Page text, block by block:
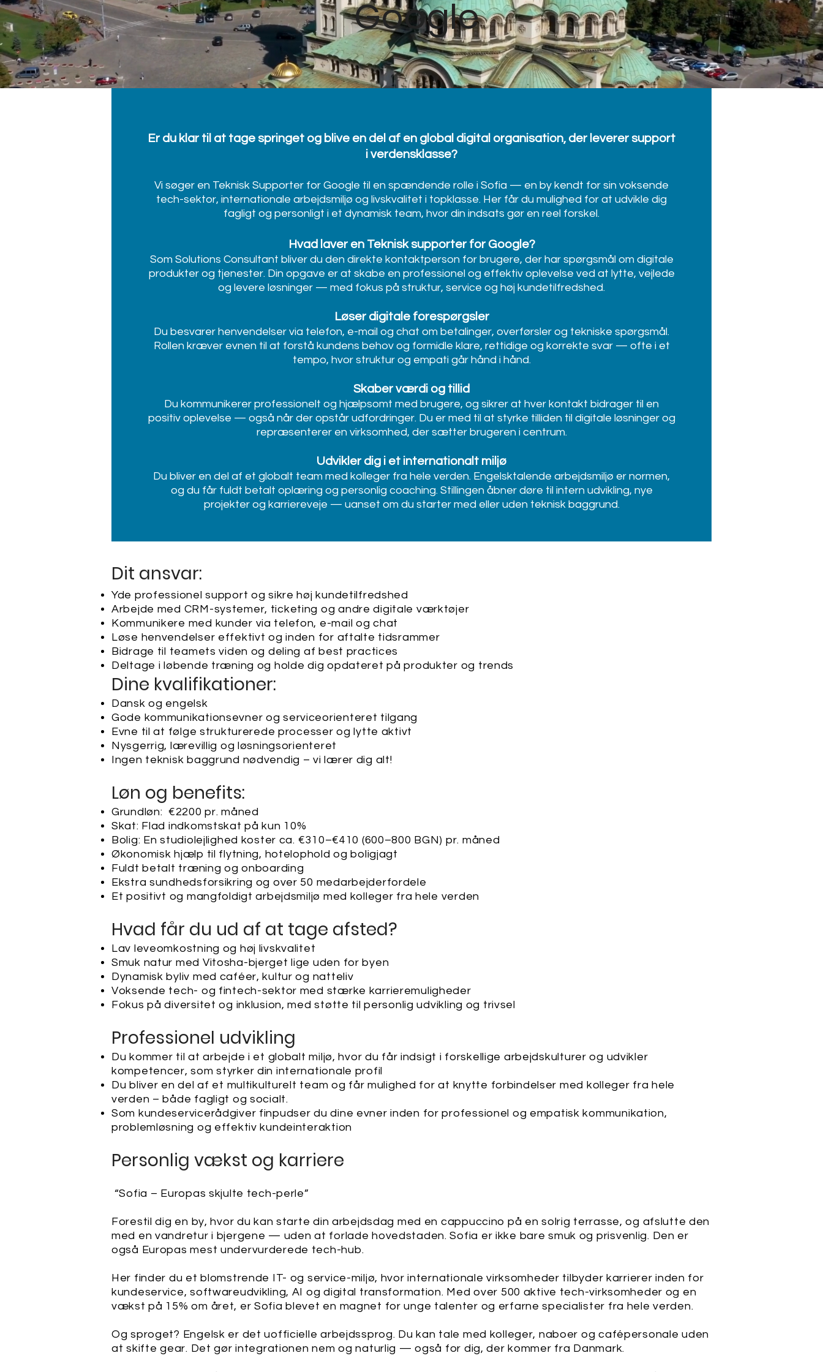
Google
Er du klar til at tage springet og blive en del af en global digital organisation, der leverer support
i verdensklasse?
Vi søger en Teknisk Supporter for Google til en spændende rolle i Sofia — en by kendt for sin voksende
tech-sektor, internationale arbejdsmiljø og livskvalitet i topklasse. Her får du mulighed for at udvikle dig
fagligt og personligt i et dynamisk team, hvor din indsats gør en reel forskel.
Hvad laver en Teknisk supporter for Google?
Som Solutions Consultant bliver du den direkte kontaktperson for brugere, der har spørgsmål om digitale
produkter og tjenester. Din opgave er at skabe en professionel og effektiv oplevelse ved at lytte, vejlede
og levere løsninger — med fokus på struktur, service og høj kundetilfredshed.
Løser digitale forespørgsler
Du besvarer henvendelser via telefon, e-mail og chat om betalinger, overførsler og tekniske spørgsmål.
Rollen kræver evnen til at forstå kundens behov og formidle klare, rettidige og korrekte svar — ofte i et
tempo, hvor struktur og empati går hånd i hånd.
Skaber værdi og tillid
Du kommunikerer professionelt og hjælpsomt med brugere, og sikrer at hver kontakt bidrager til en
positiv oplevelse — også når der opstår udfordringer. Du er med til at styrke tilliden til digitale løsninger og
repræsenterer en virksomhed, der sætter brugeren i centrum.
Udvikler dig i et internationalt miljø
Du bliver en del af et globalt team med kolleger fra hele verden. Engelsktalende arbejdsmiljø er normen,
og du får fuldt betalt oplæring og personlig coaching. Stillingen åbner døre til intern udvikling, nye
projekter og karriereveje — uanset om du starter med eller uden teknisk baggrund.
​Dit ansvar:
Yde professionel support og sikre høj kundetilfredshed
Arbejde med CRM-systemer, ticketing og andre digitale værktøjer
Kommunikere med kunder via telefon, e-mail og chat
Løse henvendelser effektivt og inden for aftalte tidsrammer
Bidrage til teamets viden og deling af best practices
Deltage i løbende træning og holde dig opdateret på produkter og trends
Dine kvalifikationer​:
Dansk og engelsk
Gode kommunikationsevner og serviceorienteret tilgang
Evne til at følge strukturerede processer og lytte aktivt
Nysgerrig, lærevillig og løsningsorienteret
Ingen teknisk baggrund nødvendig – vi lærer dig alt!
Løn og benefits:
Grundløn: €2200 pr. måned
Skat: Flad indkomstskat på kun 10%
Bolig: En studiolejlighed koster ca. €310–€410 (600–800 BGN) pr. måned
Økonomisk hjælp til flytning, hotelophold og boligjagt
Fuldt betalt træning og onboarding
Ekstra sundhedsforsikring og over 50 medarbejderfordele
Et positivt og mangfoldigt arbejdsmiljø med kolleger fra hele verden
Hvad får du ud af at tage afsted?
Lav leveomkostning og høj livskvalitet
Smuk natur med Vitosha-bjerget lige uden for byen
Dynamisk byliv med caféer, kultur og natteliv
Voksende tech- og fintech-sektor med stærke karrieremuligheder
Fokus på diversitet og inklusion, med støtte til personlig udvikling og trivsel
Professionel udvikling
Du kommer til at arbejde i et globalt miljø, hvor du får indsigt i forskellige arbejdskulturer og udvikler
kompetencer, som styrker din internationale profil
Du bliver en del af et multikulturelt team og får mulighed for at knytte forbindelser med kolleger fra hele
verden – både fagligt og socialt.
Som kundeservicerådgiver finpudser du dine evner inden for professionel og empatisk kommunikation,
problemløsning og effektiv kundeinteraktion
Personlig vækst og karriere
“Sofia – Europas skjulte tech-perle”
Forestil dig en by, hvor du kan starte din arbejdsdag med en cappuccino på en solrig terrasse, og afslutte den
med en vandretur i bjergene — uden at forlade hovedstaden. Sofia er ikke bare smuk og prisvenlig. Den er
også Europas mest undervurderede tech-hub.
Her finder du et blomstrende IT- og service-miljø, hvor internationale virksomheder tilbyder karrierer inden for
kundeservice, softwareudvikling, AI og digital transformation. Med over 500 aktive tech-virksomheder og en
vækst på 15% om året, er Sofia blevet en magnet for unge talenter og erfarne specialister fra hele verden.
Og sproget? Engelsk er det uofficielle arbejdssprog. Du kan tale med kolleger, naboer og cafépersonale uden
at skifte gear. Det gør integrationen nem og naturlig — også for dig, der kommer fra Danmark.